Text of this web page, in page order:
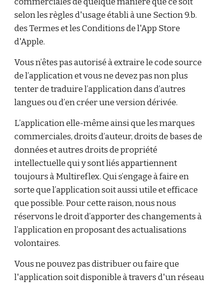
selon les règles d'usage établi à une Section 9.b.
des Termes et les Conditions de l'App Store
d'Apple.
Vous n’êtes pas autorisé à extraire le code source
de l’application et vous ne devez pas non plus
tenter de traduire l’application dans d’autres
langues ou d’en créer une version dérivée.
L’application elle-même ainsi que les marques
commerciales, droits d’auteur, droits de bases de
données et autres droits de propriété
intellectuelle qui y sont liés appartiennent
toujours à Multireflex. Qui s’engage à faire en
sorte que l’application soit aussi utile et efficace
que possible. Pour cette raison, nous nous
réservons le droit d’apporter des changements à
l’application en proposant des actualisations
volontaires.
Vous ne pouvez pas distribuer ou faire que
l'application soit disponible à travers d'un réseau